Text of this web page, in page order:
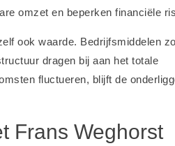
omzet en beperken financiële
ook waarde. Bedrijfsmiddelen
dragen bij aan het totale
fluctueren, blijft de
Frans Weghorst